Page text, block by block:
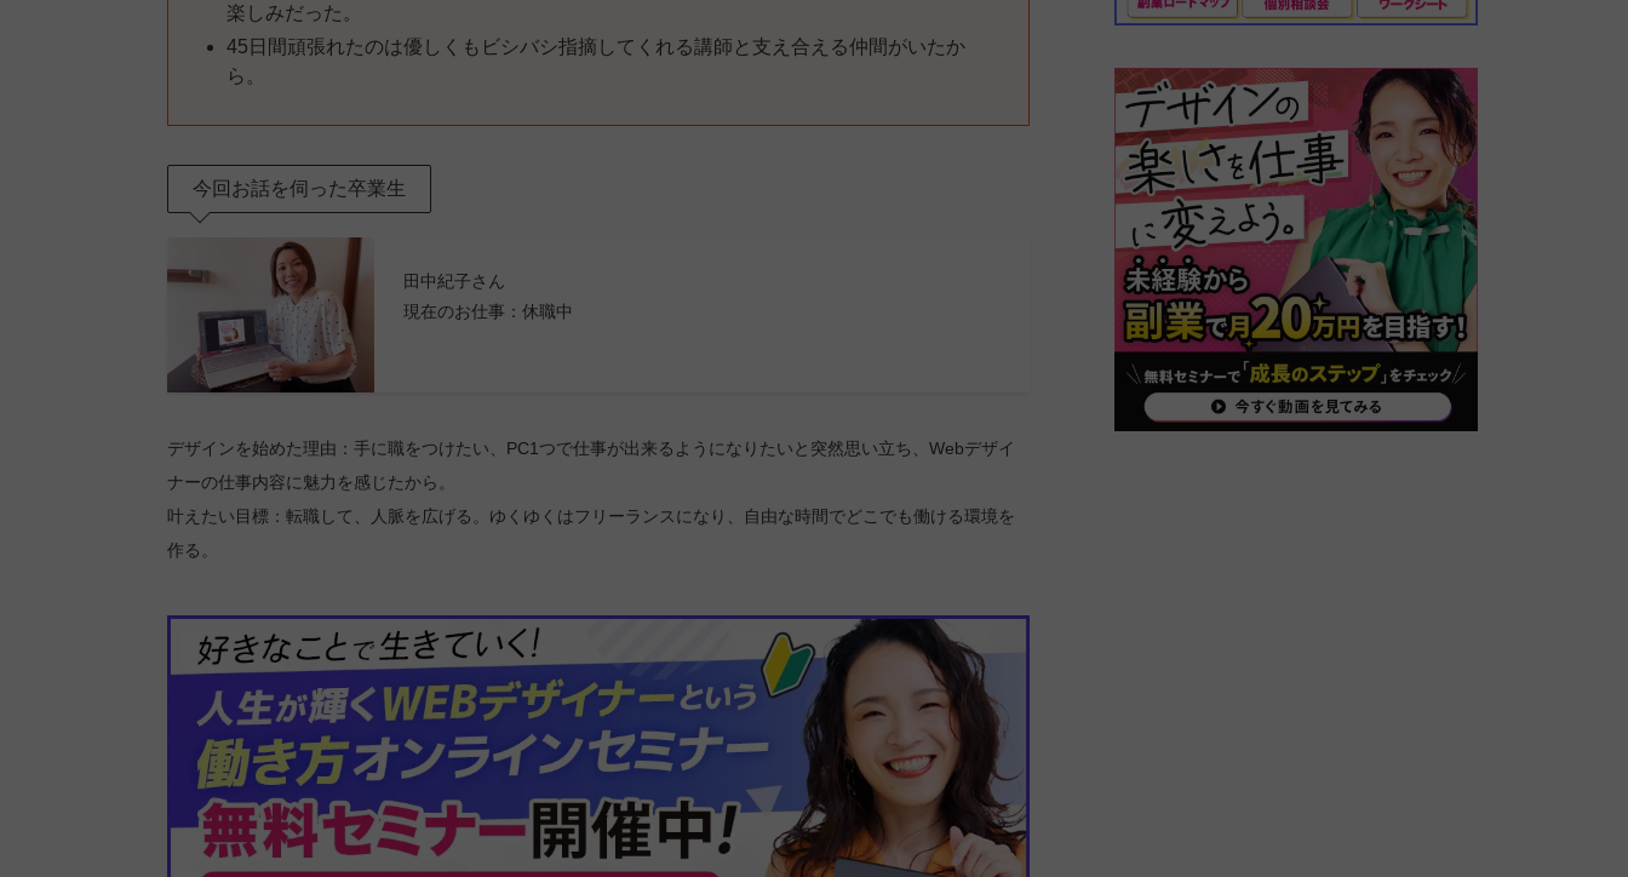
楽しみだった。
45日間頑張れたのは優しくもビシバシ指摘してくれる講師と支え合える仲間がいたか
ら。
今回お話を伺った卒業生
田中紀子さん
現在のお仕事：休職中
デザインを始めた理由：手に職をつけたい、PC1つで仕事が出来るようになりたいと突然思い立ち、Webデザイ
ナーの仕事内容に魅力を感じたから。
叶えたい目標：転職して、人脈を広げる。ゆくゆくはフリーランスになり、自由な時間でどこでも働ける環境を
作る。